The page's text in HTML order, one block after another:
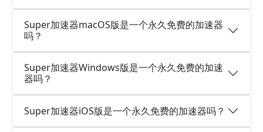
Super加速器macOS版是一个永久免费的加速器
吗？
Super加速器Windows版是一个永久免费的加速
器吗？
Super加速器iOS版是一个永久免费的加速器吗？